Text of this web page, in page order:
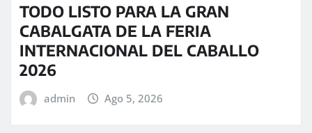
TODO LISTO PARA LA GRAN
CABALGATA DE LA FERIA
INTERNACIONAL DEL CABALLO
2026
admin Ago 5, 2026